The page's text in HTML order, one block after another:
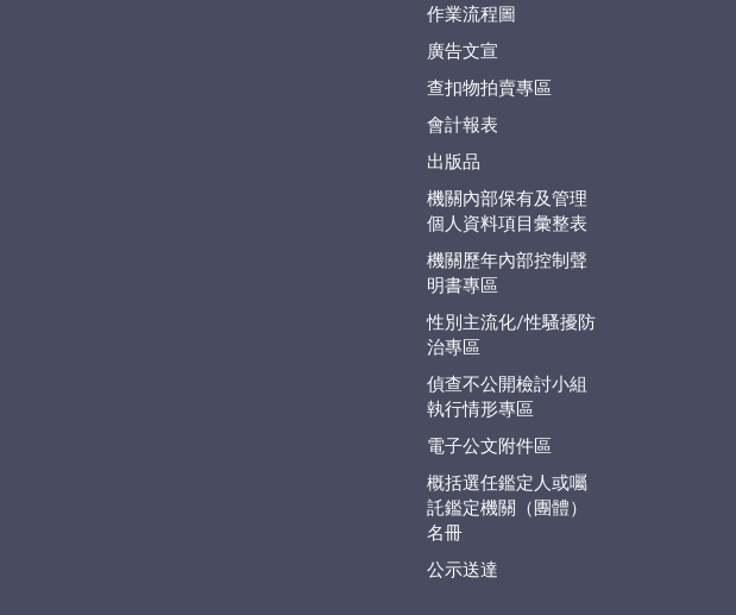
作業流程圖
廣告文宣
查扣物拍賣專區
會計報表
出版品
機關內部保有及管理
個人資料項目彙整表
機關歷年內部控制聲
明書專區
性別主流化/性騷擾防
治專區
偵查不公開檢討小組
執行情形專區
電子公文附件區
概括選任鑑定人或囑
託鑑定機關（團體）
名冊
公示送達